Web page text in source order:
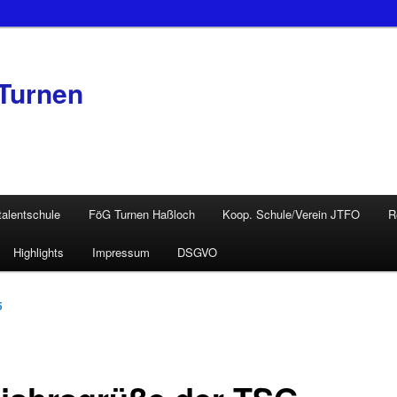
FöG Turnen Haßloch Koop. Schule/Verein JTFO
Highlights Impressum DSGVO